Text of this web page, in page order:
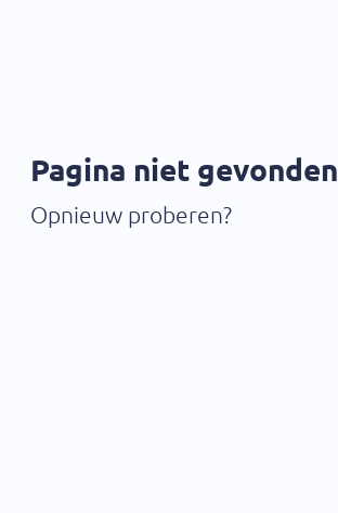
Pagina niet gevonden
Opnieuw proberen?